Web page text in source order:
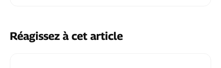
Réagissez à cet article